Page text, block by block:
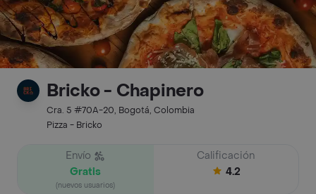
Bricko - Chapinero
Cra. 5 #70A-20, Bogotá, Colombia
Pizza - Bricko
Envío
Gratis
(nuevos usuarios)
Calificación
4.2